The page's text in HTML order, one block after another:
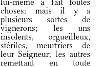
lui-même a fait toutes
choses; mais il y a
plusieurs sortes de
vignerons; les uns
insolents, orgueilleux,
stériles, meurtriers de
leur Seigneur; les autres
remettant en toute